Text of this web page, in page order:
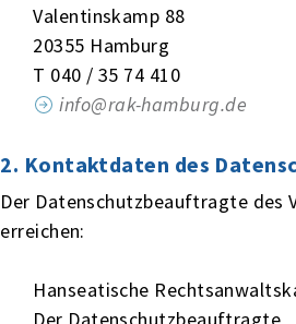
Valentinskamp 88
20355 Hamburg
T 040 / 35 74 410
info@rak-hamburg.de
2. Kontaktdaten des
Der Datenschutzbeauftragte
erreichen:
Hanseatische
Der Datenschutzbeauftragte